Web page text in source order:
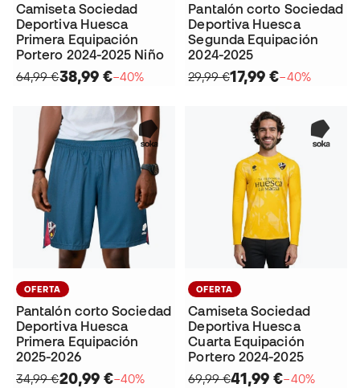
Camiseta Sociedad
Deportiva Huesca
Primera Equipación
Portero 2024-2025 Niño
64,99 €38,99 €−40%
Pantalón corto Sociedad
Deportiva Huesca
Segunda Equipación
2024-2025
29,99 €17,99 €−40%
OFERTA
Pantalón corto Sociedad
Deportiva Huesca
Primera Equipación
2025-2026
34,99 €20,99 €−40%
OFERTA
Camiseta Sociedad
Deportiva Huesca
Cuarta Equipación
Portero 2024-2025
69,99 €41,99 €−40%